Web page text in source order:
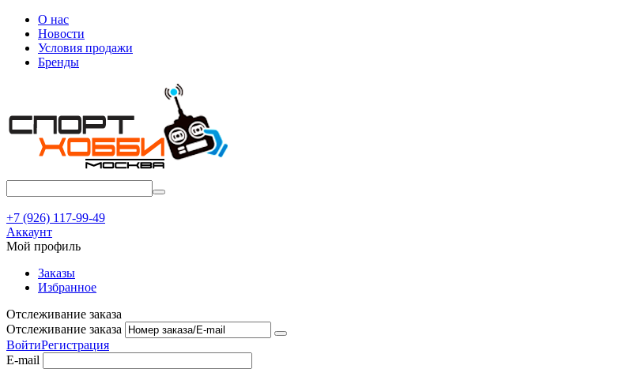
О нас
Новости
Условия продажи
Бренды
+7 (926) 117-99-49
Аккаунт
Мой профиль
Заказы
Избранное
Отслеживание заказа
Отслеживание заказа
ВойтиРегистрация
E-mail